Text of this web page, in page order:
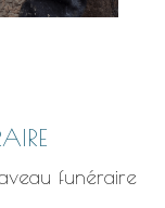
funéraire